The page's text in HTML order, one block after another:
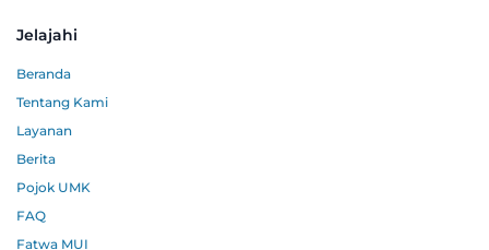
Jelajahi
Beranda
Tentang Kami
Layanan
Berita
Pojok UMK
FAQ
Fatwa MUI